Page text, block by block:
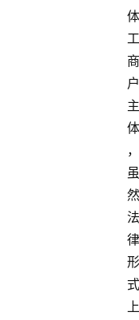
体
工
商
户
主
体
，
虽
然
法
律
形
式
上